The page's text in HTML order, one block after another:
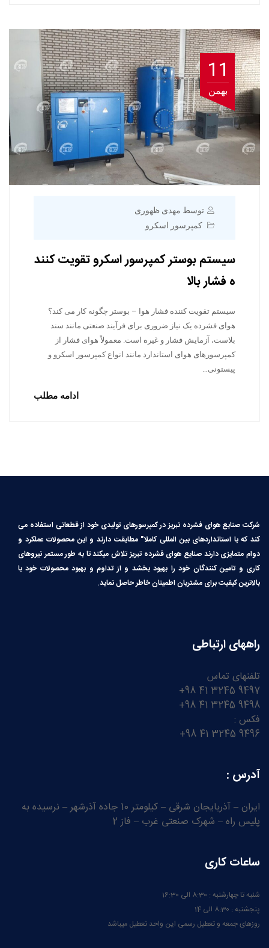
11
بهمن
توسط مهدی ظهوری
کمپرسور اسکرو
سیستم بوستر کمپرسور اسکرو تقویت کنند
ه فشار بالا
سیستم تقویت کننده فشار هوا – بوستر چگونه کار می کند؟
هوای فشرده یک نیاز ضروری برای فرآیند صنعتی مانند سند
بلاست، آزمایش فشار و غیره است. معمولاً هوای فشار از
کمپرسورهای هوای استاندارد مانند انواع کمپرسور اسکرو و
پیستونی…
ادامه مطلب
شرکت صنایع هوای فشرده تبریز در کمپرسورهای تولیدی خود از قطعاتی استفاده می
کند که با استانداردهای بین المللی کاملا″ مطابقت دارند و این محصولات عملکرد و
دوام متمایزی دارند صنایع هوای فشرده تبریز تلاش میکند تا به طور مستمر نیروهای
کاری و تامین کنندگان خود را بهبود بخشد و از تداوم و بهبود محصولات خود با
بالاترین کیفیت برای مشتریان اطمینان خاطر حاصل نماید.
راههای ارتباطی
تلفنهای تماس
9497 3245 41 98+
9498 3245 41 98+
فکس :
9496 3245 41 98+
آدرس :
ایران – آذربایجان شرقی – کیلومتر 10 جاده آذرشهر – نرسیده به
پلیس راه – شهرک صنعتی غرب – فاز 2
ساعات کاری
شنبه تا چهارشنبه : 8:30 الی 16:30
پنجشنبه : 8:30 الی 14
روزهای جمعه و تعطیل رسمی این واحد تعطیل میباشد